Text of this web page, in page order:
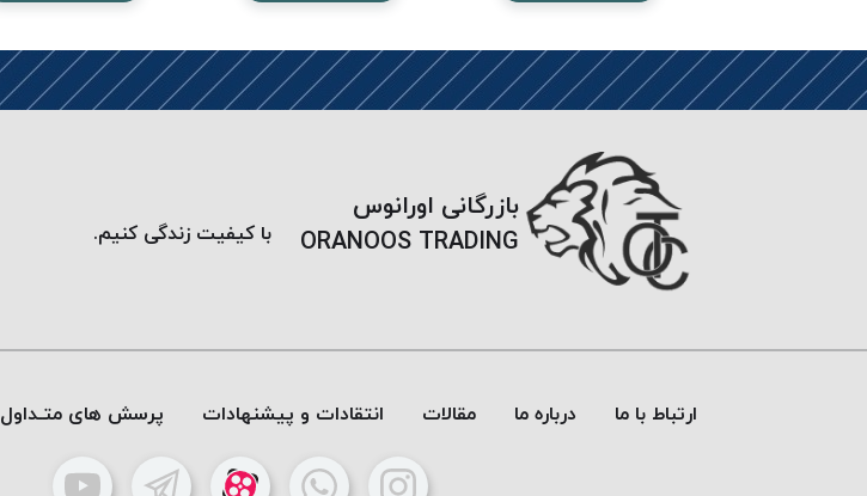
بازرگانی اورانوس
ORANOOS TRADING
با کیفیت زندگی کنیم.
ارتباط با ما درباره ما مقالات انتقادات و پیشنهادات پرسش های متـداول